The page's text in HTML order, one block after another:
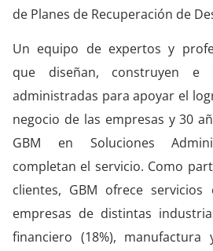
de Planes de Recuperación de
Un equipo de expertos y
que diseñan, construyen e
administradas para apoyar el
negocio de las empresas y 30
GBM en Soluciones
completan el servicio. Como
clientes, GBM ofrece
empresas de distintas
financiero (18%), manufactura